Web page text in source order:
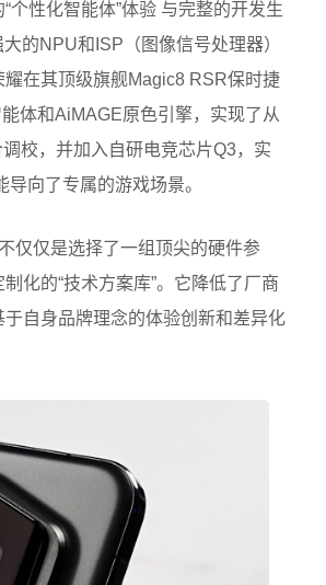
性化智能体”体验 与完整的开发生
的NPU和ISP（图像信号处理器）
在其顶级旗舰Magic8 RSR保时捷
体和AiMAGE原色引擎，实现了从
校，并加入自研电竞芯片Q3，实
向了专属的游戏场景。
仅仅是选择了一组顶尖的硬件参
化的“技术方案库”。它降低了厂商
自身品牌理念的体验创新和差异化